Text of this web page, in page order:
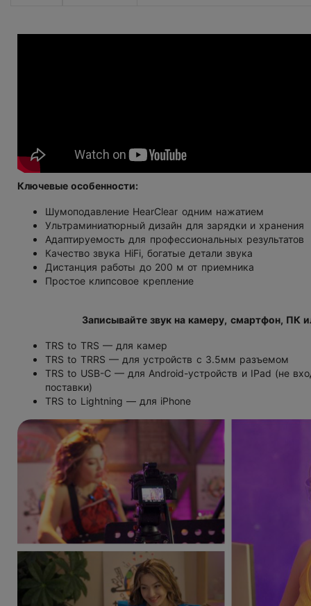
Ключевые особенности:
Шумоподавление HearClear одним нажатием
Ультраминиатюрный дизайн для зарядки и хранения
Адаптируемость для профессиональных результатов
Качество звука HiFi, богатые детали звука
Дистанция работы до 200 м от приемника
Простое клипсовое крепление
Записывайте звук на камеру, смартфон, ПК
TRS to TRS — для камер
TRS to TRRS — для устройств с 3.5мм разъемом
TRSto USB-C— для Android-устройств и IPad (не
поставки)
TRS to Lightning — для iPhone